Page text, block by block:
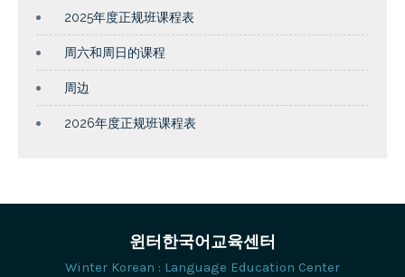
2025年度正规班课程表
周六和周日的课程
周边
2026年度正规班课程表
윈터한국어교육센터
Winter Korean : Language Education Center